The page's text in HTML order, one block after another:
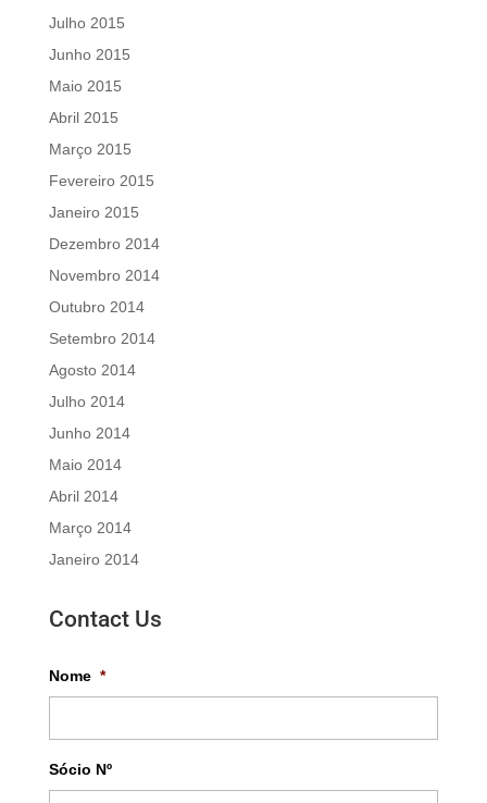
Julho 2015
Junho 2015
Maio 2015
Abril 2015
Março 2015
Fevereiro 2015
Janeiro 2015
Dezembro 2014
Novembro 2014
Outubro 2014
Setembro 2014
Agosto 2014
Julho 2014
Junho 2014
Maio 2014
Abril 2014
Março 2014
Janeiro 2014
Contact Us
Nome *
Sócio Nº